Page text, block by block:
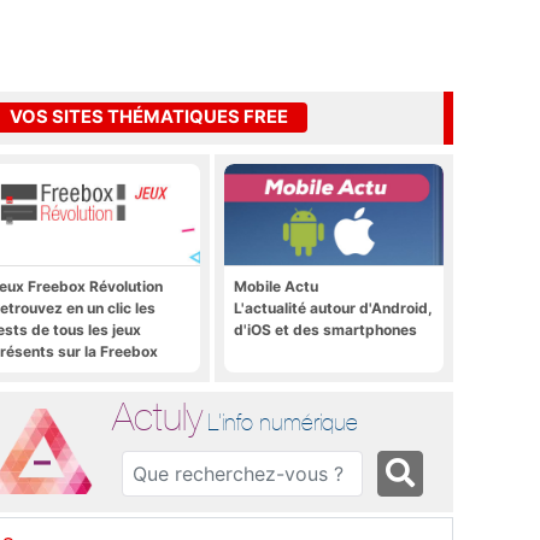
VOS SITES THÉMATIQUES FREE
Freebox Révolution
en un clic les
de tous les jeux
sur la Freebox
Mobile Actu
L'actualité autour d'Android,
d'iOS et des smartphones
Actuly L'info numérique